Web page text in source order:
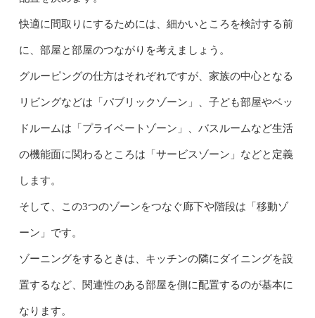
快適に間取りにするためには、細かいところを検討する前
に、部屋と部屋のつながりを考えましょう。
グルーピングの仕方はそれぞれですが、家族の中心となる
リビングなどは「パブリックゾーン」、子ども部屋やベッ
ドルームは「プライベートゾーン」、バスルームなど生活
の機能面に関わるところは「サービスゾーン」などと定義
します。
そして、この3つのゾーンをつなぐ廊下や階段は「移動ゾ
ーン」です。
ゾーニングをするときは、キッチンの隣にダイニングを設
置するなど、関連性のある部屋を側に配置するのが基本に
なります。